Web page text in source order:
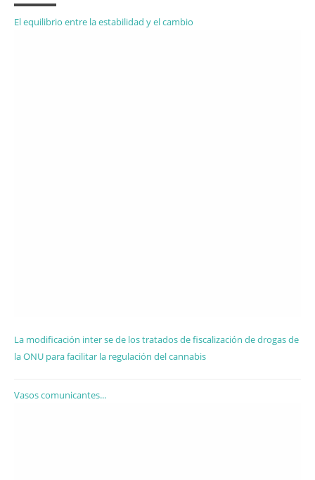
El equilibrio entre la estabilidad y el cambio
La modificación inter se de los tratados de fiscalización de drogas de
la ONU para facilitar la regulación del cannabis
Vasos comunicantes...